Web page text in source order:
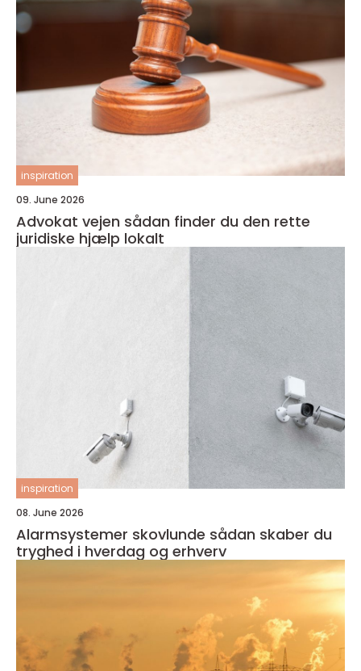
inspiration
09. June 2026
Advokat vejen sådan finder du den rette
juridiske hjælp lokalt
inspiration
08. June 2026
Alarmsystemer skovlunde sådan skaber du
tryghed i hverdag og erhverv